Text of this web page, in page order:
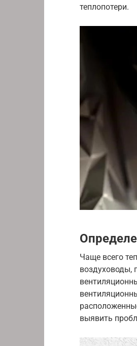
теплопотери.
Чаще всего
воздуховоды,
выявить